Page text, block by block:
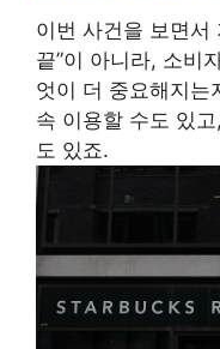
이번 사건을 보면서
끝”이 아니라, 소비
엇이 더 중요해지는
속 이용할 수도 있
도 있죠.